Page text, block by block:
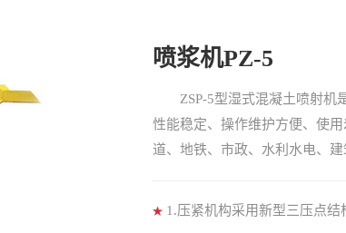
喷浆机PZ-5
ZSP-5型湿式混凝土喷射机是
性能稳定、操作维护方便、使
道、地铁、市政、水利水电、
1.压紧机构采用新型三压点